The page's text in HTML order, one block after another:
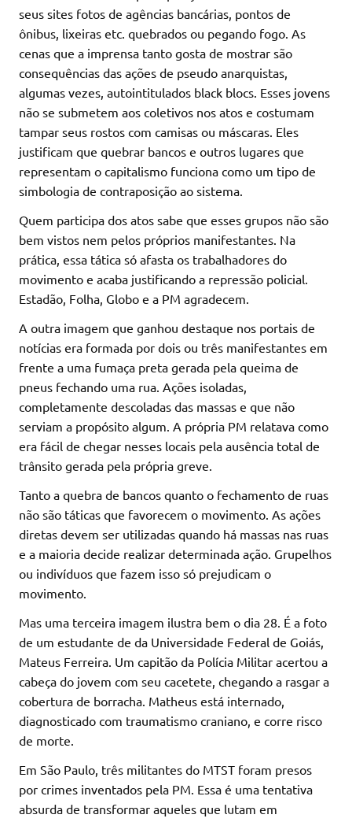
seus sites fotos de agências bancárias, pontos de
ônibus, lixeiras etc. quebrados ou pegando fogo. As
cenas que a imprensa tanto gosta de mostrar são
consequências das ações de pseudo anarquistas,
algumas vezes, autointitulados black blocs. Esses jovens
não se submetem aos coletivos nos atos e costumam
tampar seus rostos com camisas ou máscaras. Eles
justificam que quebrar bancos e outros lugares que
representam o capitalismo funciona como um tipo de
simbologia de contraposição ao sistema.
Quem participa dos atos sabe que esses grupos não são
bem vistos nem pelos próprios manifestantes. Na
prática, essa tática só afasta os trabalhadores do
movimento e acaba justificando a repressão policial.
Estadão, Folha, Globo e a PM agradecem.
A outra imagem que ganhou destaque nos portais de
notícias era formada por dois ou três manifestantes em
frente a uma fumaça preta gerada pela queima de
pneus fechando uma rua. Ações isoladas,
completamente descoladas das massas e que não
serviam a propósito algum. A própria PM relatava como
era fácil de chegar nesses locais pela ausência total de
trânsito gerada pela própria greve.
Tanto a quebra de bancos quanto o fechamento de ruas
não são táticas que favorecem o movimento. As ações
diretas devem ser utilizadas quando há massas nas ruas
e a maioria decide realizar determinada ação. Grupelhos
ou indivíduos que fazem isso só prejudicam o
movimento.
Mas uma terceira imagem ilustra bem o dia 28. É a foto
de um estudante de da Universidade Federal de Goiás,
Mateus Ferreira. Um capitão da Polícia Militar acertou a
cabeça do jovem com seu cacetete, chegando a rasgar a
cobertura de borracha. Matheus está internado,
diagnosticado com traumatismo craniano, e corre risco
de morte.
Em São Paulo, três militantes do MTST foram presos
por crimes inventados pela PM. Essa é uma tentativa
absurda de transformar aqueles que lutam em